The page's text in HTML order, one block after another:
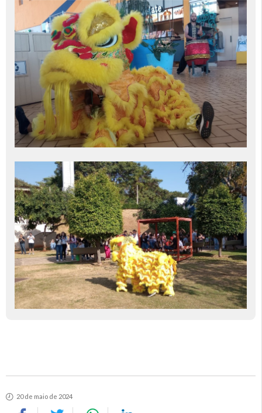
20 de maio de 2024